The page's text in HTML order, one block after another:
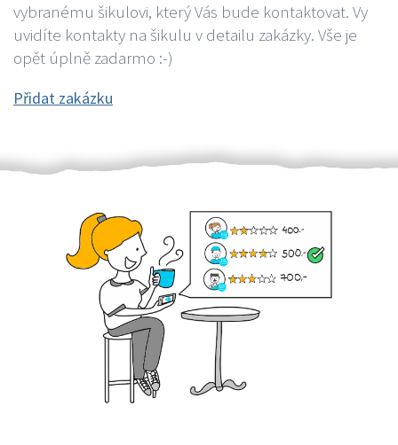
vybranému šikulovi, který Vás bude kontaktovat. Vy
uvidíte kontakty na šikulu v detailu zakázky. Vše je
opět úplně zadarmo :-)
Přidat zakázku